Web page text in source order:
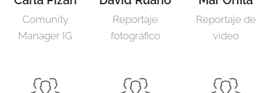
Comunity
Manager IG
Reportaje
fotográfico
Reportaje de
video